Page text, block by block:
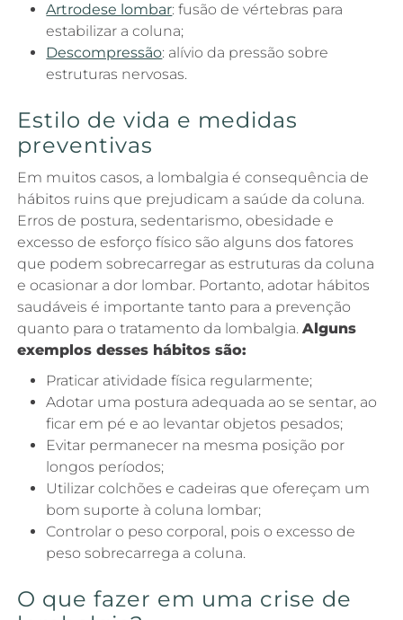
Artrodese lombar: fusão de vértebras para
estabilizar a coluna;
Descompressão: alívio da pressão sobre
estruturas nervosas.
Estilo de vida e medidas
preventivas
Em muitos casos, a lombalgia é consequência de
hábitos ruins que prejudicam a saúde da coluna.
Erros de postura, sedentarismo, obesidade e
excesso de esforço físico são alguns dos fatores
que podem sobrecarregar as estruturas da coluna
e ocasionar a dor lombar. Portanto, adotar hábitos
saudáveis é importante tanto para a prevenção
quanto para o tratamento da lombalgia.Alguns
exemplos desses hábitos são:
Praticar atividade física regularmente;
Adotar uma postura adequada ao se sentar, ao
ficar em pé e ao levantar objetos pesados;
Evitar permanecer na mesma posição por
longos períodos;
Utilizar colchões e cadeiras que ofereçam um
bom suporte à coluna lombar;
Controlar o peso corporal, pois o excesso de
peso sobrecarrega a coluna.
O que fazer em uma crise de